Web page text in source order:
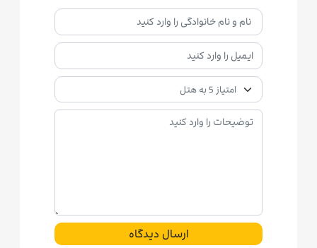
ارسال دیدگاه